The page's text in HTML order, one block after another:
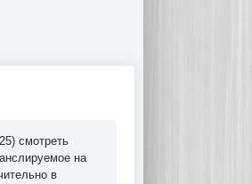
смотреть
на
в